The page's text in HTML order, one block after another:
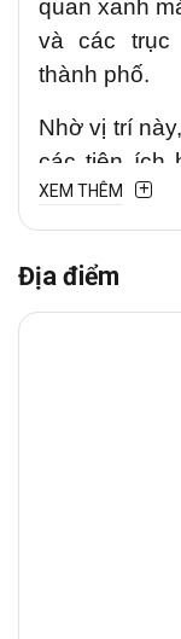
quan xanh
và các trục
thành phố.
Nhờ vị trí
các tiện ích
thương
Được đầu
phòng
Building
XEM THÊM
Địa điểm